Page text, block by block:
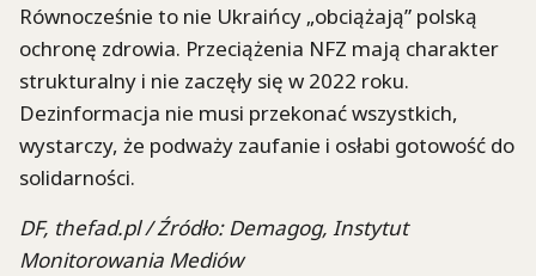
Równocześnie to nie Ukraińcy „obciążają” polską
ochronę zdrowia. Przeciążenia NFZ mają charakter
strukturalny i nie zaczęły się w 2022 roku.
Dezinformacja nie musi przekonać wszystkich,
wystarczy, że podważy zaufanie i osłabi gotowość do
solidarności.
DF, thefad.pl / Źródło: Demagog, Instytut
Monitorowania Mediów